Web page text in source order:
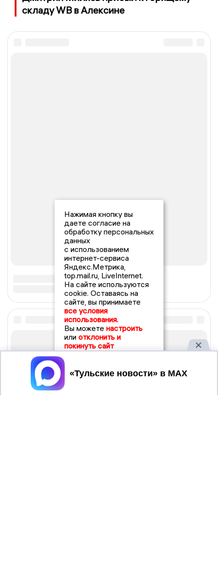
складу WB в Алексине
Нажимая кнопку вы
даете согласие на
обработку персональных
данных
с использованием
интернет-сервиса
Яндекс.Метрика,
top.mail.ru, LiveInternet.
На сайте используются
cookie. Оставаясь на
сайте, вы принимаете
все условия
использования.
Вы можете настроить
или отклонить и
покинуть сайт
Принять